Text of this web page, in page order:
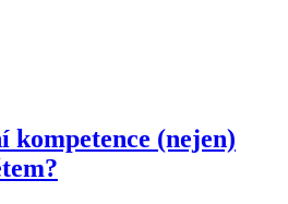
kompetence (nejen)